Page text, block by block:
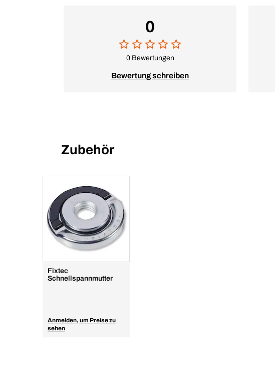
0
0 Bewertungen
Bewertung schreiben
Zubehör
Fixtec
Schnellspannmutter
Anmelden, um Preise zu
sehen